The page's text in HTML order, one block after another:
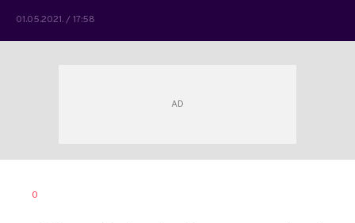
01.05.2021. / 17:58
AUTOR
0